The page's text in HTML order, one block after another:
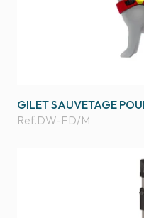
GILET SAUVETAGE
Ref.DW-FD/M